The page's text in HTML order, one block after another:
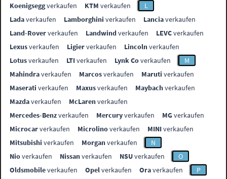
Koenigseggverkaufen KTM verkaufen
L
Ladaverkaufen Lamborghini verkaufen Lanciaverkaufen
Land-Roververkaufen Landwindverkaufen LEVCverkaufen
Lexusverkaufen Ligierverkaufen Lincolnverkaufen
Lotusverkaufen LTIverkaufen Lynk Coverkaufen
M
Mahindraverkaufen Marcosverkaufen Maruti verkaufen
Maserati verkaufen Maxusverkaufen Maybachverkaufen
Mazdaverkaufen McLarenverkaufen
Mercedes-Benzverkaufen Mercuryverkaufen MGverkaufen
Microcarverkaufen Microlinoverkaufen MINIverkaufen
Mitsubishi verkaufen Morganverkaufen
N
Nioverkaufen Nissanverkaufen NSUverkaufen
O
Oldsmobileverkaufen Opelverkaufen Oraverkaufen
P